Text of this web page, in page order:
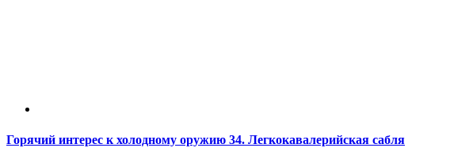
Горячий интерес к холодному оружию 34. Легкокавалерийская сабля